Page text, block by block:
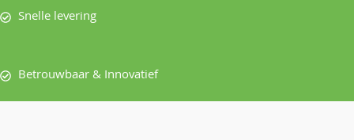
Snelle levering
Betrouwbaar & Innovatief